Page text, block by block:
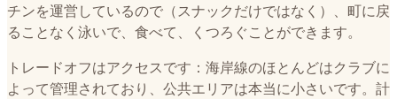
チンを運営しているので（スナックだけではなく）、町に戻
ることなく泳いで、食べて、くつろぐことができます。
トレードオフはアクセスです：海岸線のほとんどはクラブに
よって管理されており、公共エリアは本当に小さいです。計